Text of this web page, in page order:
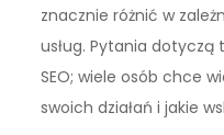
znacznie różnić w
usług. Pytania dotyczą
SEO; wiele osób chce
swoich działań i jakie